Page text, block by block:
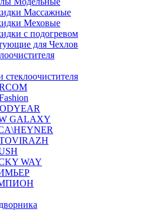
Массажные
Меховые
с подогревом
для Чехлов
GALAXY
WAY